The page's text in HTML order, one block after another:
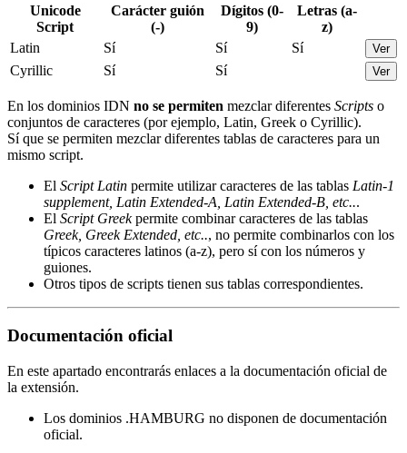
Unicode
Script
Carácter guión
(-)
Dígitos (0-
9)
Letras (a-
z)
Latin
Sí Sí Sí Ver
Cyrillic Sí Sí Ver
En los dominios IDN no se permiten mezclar diferentes Scripts o
conjuntos de caracteres (por ejemplo, Latin, Greek o Cyrillic).
Sí que se permiten mezclar diferentes tablas de caracteres para un
mismo script.
El Script Latin permite utilizar caracteres de las tablas Latin-1
supplement, Latin Extended-A, Latin Extended-B, etc...
El Script Greekpermite combinar caracteres de las tablas
Greek, Greek Extended, etc.., no permite combinarlos con los
típicos caracteres latinos (a-z), pero sí con los números y
guiones.
Otros tipos de scripts tienen sus tablas correspondientes.
Documentación oficial
En este apartado encontrarás enlaces a la documentación oficial de
la extensión.
Los dominios .HAMBURG no disponen de documentación
oficial.